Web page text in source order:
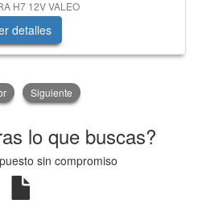
H7 12V VALEO
detalles
Siguiente
lo que buscas?
sin compromiso